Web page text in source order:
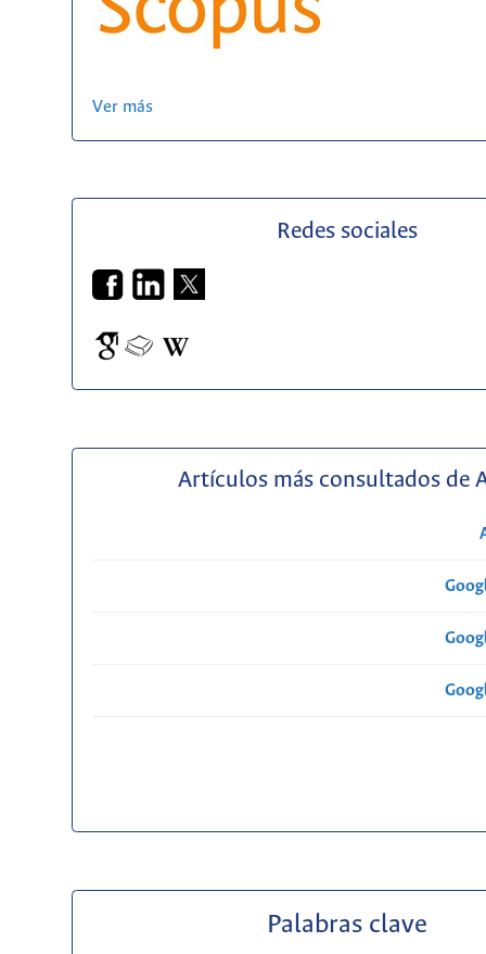
Ver más
Redes sociales
Artículos más consultados de
Palabras clave